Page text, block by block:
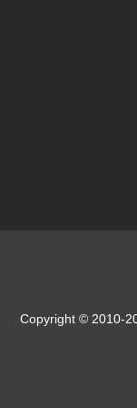
Copyright © 2010-